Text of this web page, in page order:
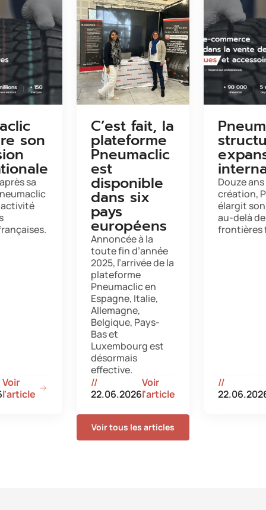
son
sa
Voir
l'article
C’est fait, la
plateforme
Pneumaclic
est
disponible
dans six
pays
européens
Annoncée à la
toute fin d’année
2025, l’arrivée de la
plateforme
Pneumaclic en
Espagne, Italie,
Allemagne,
Belgique, Pays-
Bas et
Luxembourg est
désormais
effective.
//
22.06.2026
Voir
l'article
Douze
création,
élargit
au-delà
frontières
//
Voir tous les articles